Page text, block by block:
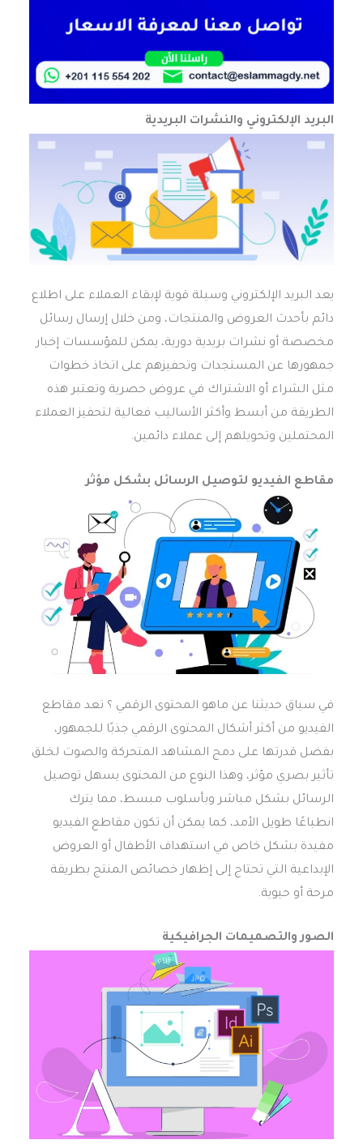
البريد الإلكتروني والنشرات البريدية
يعد البريد الإلكتروني وسيلة قوية لإبقاء العملاء على اطلاع
دائم بأحدث العروض والمنتجات، ومن خلال إرسال رسائل
مخصصة أو نشرات بريدية دورية، يمكن للمؤسسات إخبار
جمهورها عن المستجدات وتحفيزهم على اتخاذ خطوات
مثل الشراء أو الاشتراك في عروض حصرية وتعتبر هذه
الطريقة من أبسط وأكثر الأساليب فعالية لتحفيز العملاء
المحتملين وتحويلهم إلى عملاء دائمين.
مقاطع الفيديو لتوصيل الرسائل بشكل مؤثر
في سياق حديثنا عن ماهو المحتوى الرقمي ؟ تعد مقاطع
الفيديو من أكثر أشكال المحتوى الرقمي جذبًا للجمهور،
بفضل قدرتها على دمج المشاهد المتحركة والصوت لخلق
تأثير بصري مؤثر، وهذا النوع من المحتوى يسهل توصيل
الرسائل بشكل مباشر وبأسلوب مبسط، مما يترك
انطباعًا طويل الأمد، كما يمكن أن تكون مقاطع الفيديو
مفيدة بشكل خاص في استهداف الأطفال أو العروض
الإبداعية التي تحتاج إلى إظهار خصائص المنتج بطريقة
مرحة أو حيوية.
الصور والتصميمات الجرافيكية